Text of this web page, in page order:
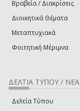
Βραβεία / Διακρίσεις
Διοικητικά Θέματα
Μεταπτυχιακά
Φοιτητική Μέριμνα
ΔΕΛΤΙΑ ΤΥΠΟΥ / ΝΕΑ
Δελτία Τύπου